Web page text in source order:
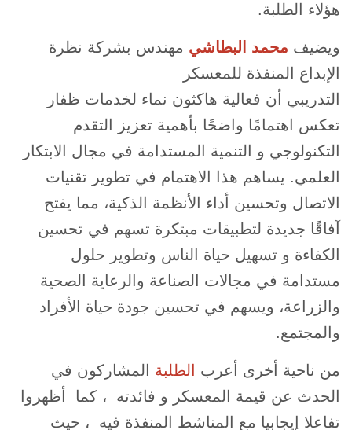
هؤلاء الطلبة.
ويضيف محمد البطاشي مهندس بشركة نظرة
الإبداع المنفذة للمعسكر
التدريبي أن فعالية هاكثون نماء لخدمات ظفار
تعكس اهتمامًا واضحًا بأهمية تعزيز التقدم
التكنولوجي و التنمية المستدامة في مجال الابتكار
العلمي. يساهم هذا الاهتمام في تطوير تقنيات
الاتصال وتحسين أداء الأنظمة الذكية، مما يفتح
آفاقًا جديدة لتطبيقات مبتكرة تسهم في تحسين
الكفاءة و تسهيل حياة الناس وتطوير حلول
مستدامة في مجالات الصناعة والرعاية الصحية
والزراعة، ويسهم في تحسين جودة حياة الأفراد
والمجتمع.
من ناحية أخرى أعرب الطلبة المشاركون في
الحدث عن قيمة المعسكر و فائدته ، كما أظهروا
تفاعلا إيجابيا مع المناشط المنفذة فيه ، حيث